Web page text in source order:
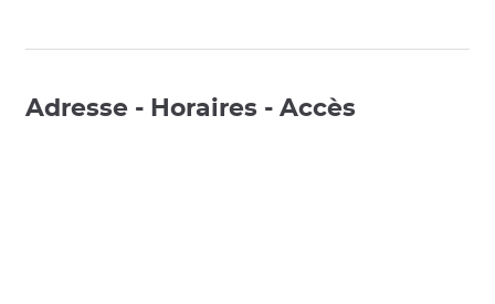
Adresse - Horaires - Accès